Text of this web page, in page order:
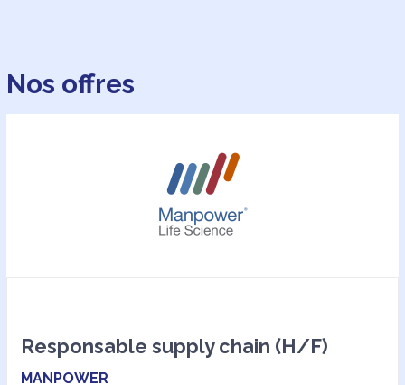
Nos offres
Responsable supply chain (H/F)
MANPOWER